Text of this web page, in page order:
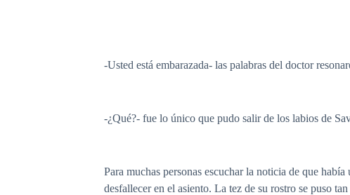
-Usted está embarazada- las palabras del doctor
-¿Qué?- fue lo único que pudo salir de los labios de
Para muchas personas escuchar la noticia de que
desfallecer en el asiento. La tez de su rostro se puso